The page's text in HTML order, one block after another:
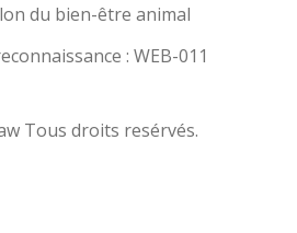
du bien-être animal
: WEB-011
Tous droits resérvés.